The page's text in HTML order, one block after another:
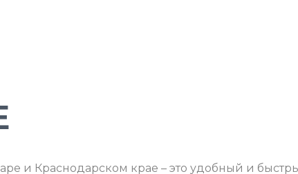
и Краснодарском крае – это удобный и